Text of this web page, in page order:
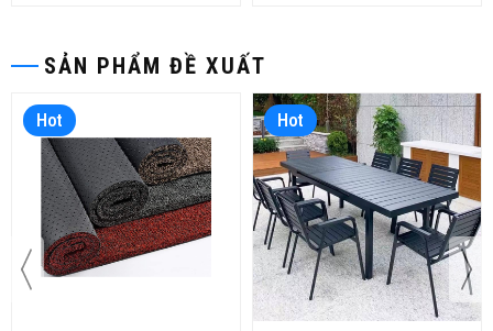
SẢN PHẨM ĐỀ XUẤT
Hot Hot